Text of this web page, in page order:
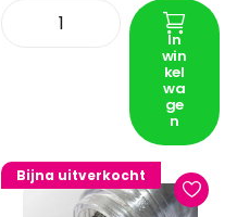
In
win
kel
wa
ge
n
Bijna uitverkocht